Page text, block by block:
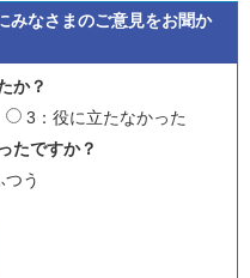
みなさまのご意見をお聞か
か？
3：役に立たなかった
たですか？
つう